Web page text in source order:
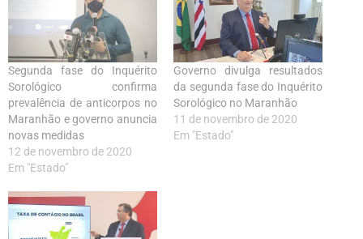
Segunda fase do Inquérito
Sorológico confirma
prevalência de anticorpos no
Maranhão e governo anuncia
novas medidas
12 de novembro de 2020
Em "Estado"
Governo divulga resultados
da segunda fase do Inquérito
Sorológico no Maranhão
11 de novembro de 2020
Em "Estado"